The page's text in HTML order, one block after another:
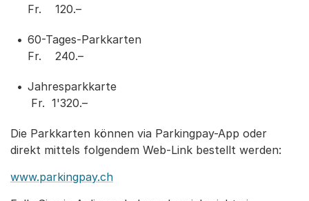
Fr. 120.–
60-Tages-Parkkarten
Fr. 240.–
Jahresparkkarte
Fr. 1'320.–
Die Parkkarten können via Parkingpay-App oder
direkt mittels folgendem Web-Link bestellt werden:
www.parkingpay.ch